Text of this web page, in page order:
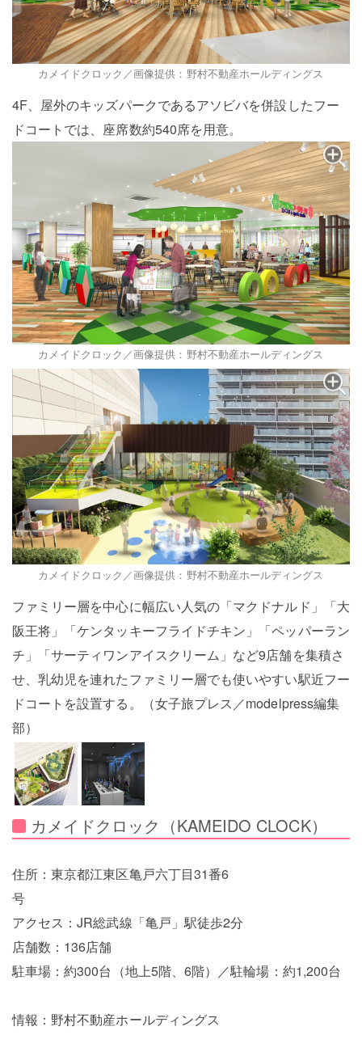
カメイドクロック／画像提供：野村不動産ホールディングス
4F、屋外のキッズパークであるアソビバを併設したフー
ドコートでは、座席数約540席を用意。
カメイドクロック／画像提供：野村不動産ホールディングス
カメイドクロック／画像提供：野村不動産ホールディングス
ファミリー層を中心に幅広い人気の「マクドナルド」「大
阪王将」「ケンタッキーフライドチキン」「ペッパーラン
チ」「サーティワンアイスクリーム」など9店舗を集積さ
せ、乳幼児を連れたファミリー層でも使いやすい駅近フー
ドコートを設置する。（女子旅プレス／modelpress編集
部）
カメイドクロック（KAMEIDO CLOCK）
住所：東京都江東区亀戸六丁目31番6
号
アクセス：JR総武線「亀戸」駅徒歩2分
店舗数：136店舗
駐車場：約300台（地上5階、6階）／駐輪場：約1,200台
情報：野村不動産ホールディングス